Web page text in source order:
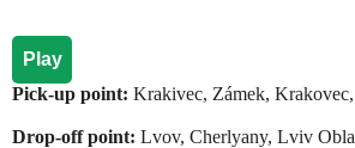
Play
Pick-up point: Krakіvec, Zámek,
Drop-off point: Lvov, Cherlyany, Lviv